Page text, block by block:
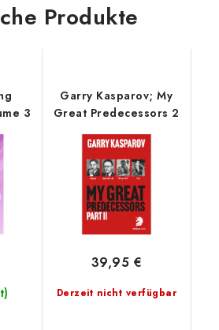
Produkte
3
Garry Kasparov; My
Great Predecessors 2
Derzeit nicht verfügbar
39,95 €